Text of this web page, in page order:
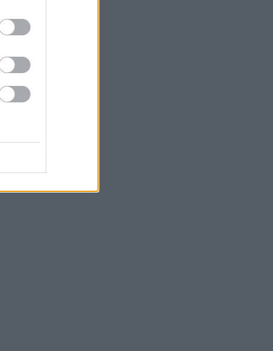
Ελλάδα και Κύπρο
Ο Τραμπ επιβάλλει δασμούς 15% σε
την Κίνα